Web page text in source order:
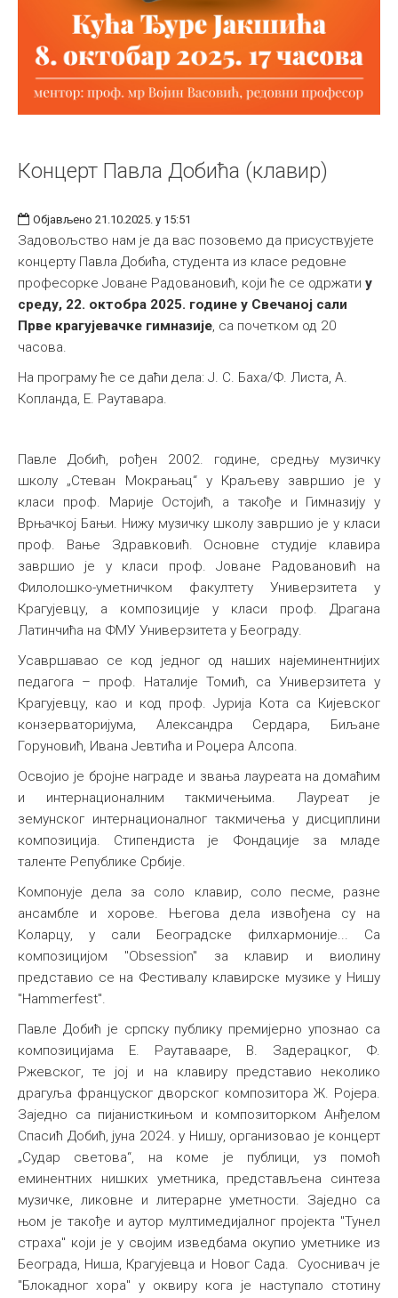
Концерт Павла Добића (клавир)
Објављено 21.10.2025. у 15:51
Задовољство нам је да вас позовемо да присуствујете
концерту Павла Добића, студента из класе редовне
професорке Јоване Радовановић, који ће се одржати у
среду, 22. октобра 2025. године у Свечаној сали
Прве крагујевачке гимназије, са почетком од 20
часова.
На програму ће се даћи дела: Ј. С. Баха/Ф. Листа, A.
Копланда, Е. Раутавара.
Павле Добић, рођен 2002. године, средњу музичку
школу „Стеван Мокрањац“ у Краљеву завршио је у
класи проф. Марије Остојић, а такође и Гимназију у
Врњачкој Бањи. Нижу музичку школу завршио је у класи
проф. Вање Здравковић. Основне студије клавира
завршио је у класи проф. Јоване Радовановић на
Филолошко-уметничком факултету Универзитета у
Крагујевцу, а композиције у класи проф. Драгана
Латинчића на ФМУ Универзитета у Београду.
Усавршавао се код једног од наших најеминентнијих
педагога – проф. Наталије Томић, са Универзитета у
Крагујевцу, као и код проф. Јурија Кота са Кијевског
конзерваторијума, Александра Сердара, Биљане
Горуновић, Ивана Јевтића и Роџера Алсопа.
Освојио је бројне награде и звања лауреата на домаћим
и интернационалним такмичењима. Лауреат је
земунског интернационалног такмичења у дисциплини
композиција. Стипендиста је Фондације за младе
таленте Републике Србије.
Компонује дела за соло клавир, соло песме, разне
ансамбле и хорове. Његова дела извођена су на
Коларцу, у сали Београдске филхармоније... Са
композицијом "Obsession" за клавир и виолину
представио се на Фестивалу клавирске музике у Нишу
"Hammerfest".
Павле Добић је српску публику премијерно упознао са
композицијама Е. Раутавааре, В. Задерацког, Ф.
Ржевског, те јој и на клавиру представио неколико
драгуља француског дворског композитора Ж. Ројера.
Заједно са пијанисткињом и композиторком Анђелом
Спасић Добић, јуна 2024. у Нишу, организовао је концерт
„Судар светова“, на коме је публици, уз помоћ
еминентних нишких уметника, представљена синтеза
музичке, ликовне и литерарне уметности. Заједно са
њом је такође и аутор мултимедијалног пројекта "Тунел
страха" који је у својим изведбама окупио уметнике из
Београда, Ниша, Крагујевца и Новог Сада. Суоснивач је
"Блокадног хора" у оквиру кога је наступало стотину